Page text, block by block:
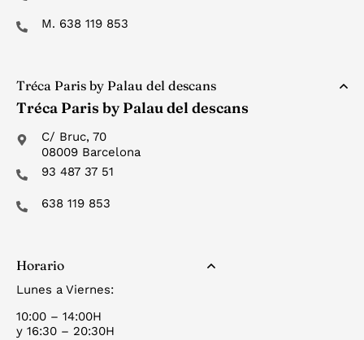
M. 638 119 853
Tréca Paris by Palau del descans
Tréca Paris by Palau del descans
C/ Bruc, 70
08009 Barcelona
93 487 37 51
638 119 853
Horario
Lunes a Viernes:
10:00 – 14:00H
y 16:30 – 20:30H